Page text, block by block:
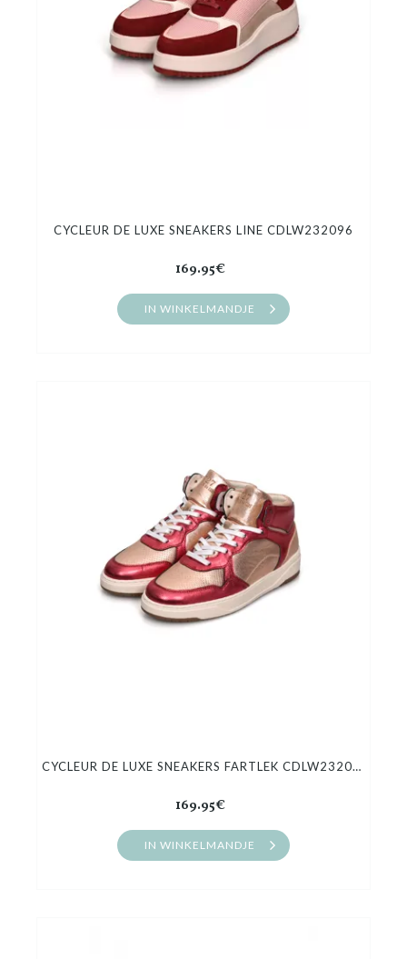
CYCLEUR DE LUXE SNEAKERS LINE CDLW232096
169.95€
IN WINKELMANDJE
CYCLEUR DE LUXE SNEAKERS FARTLEK CDLW232055
169.95€
IN WINKELMANDJE